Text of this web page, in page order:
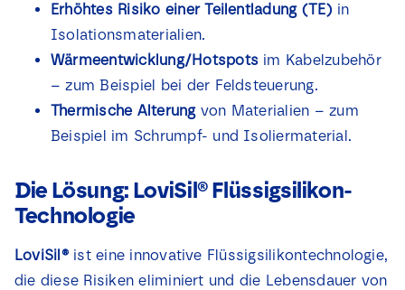
Erhöhtes Risiko einer Teilentladung (TE) in
Isolationsmaterialien.
Wärmeentwicklung/Hotspotsim Kabelzubehör
– zum Beispiel bei der Feldsteuerung.
Thermische Alterungvon Materialien – zum
Beispiel im Schrumpf- und Isoliermaterial.
Die Lösung: LoviSil® Flüssigsilikon-
Technologie
LoviSil® ist eine innovative Flüssigsilikontechnologie,
die diese Risiken eliminiert und die Lebensdauer von